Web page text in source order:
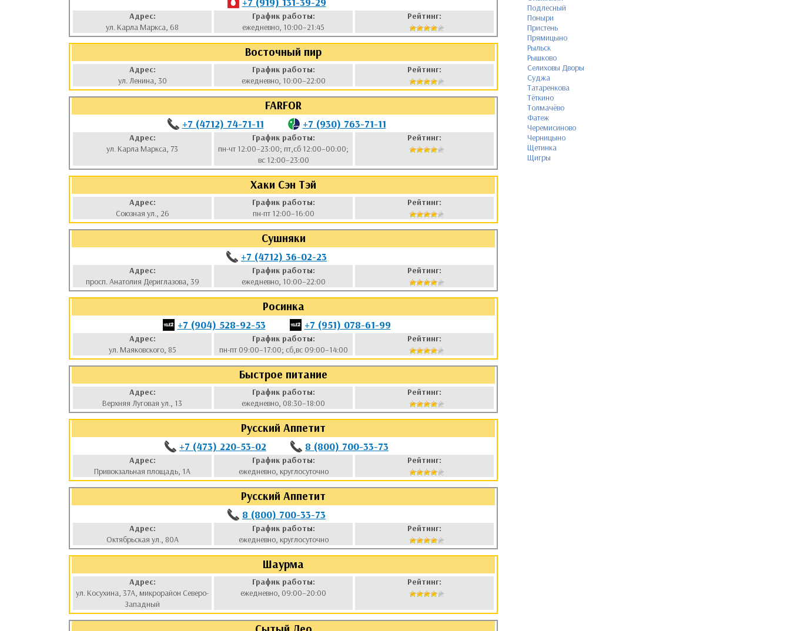
Адрес:
ул. Карла Маркса, 68
График работы:
ежедневно, 10:00–21:45
Рейтинг:
Восточный пир
Адрес:
ул. Ленина, 30
График работы:
ежедневно, 10:00–22:00
Рейтинг:
FARFOR
+7 (4712) 74-71-11 +7 (930) 763-71-11
Адрес:
ул. Карла Маркса, 73
График работы:
пн-чт 12:00–23:00; пт,сб 12:00–00:00;
вс 12:00–23:00
Рейтинг:
Хаки Сэн Тэй
Адрес:
Союзная ул., 26
График работы:
пн-пт 12:00–16:00
Рейтинг:
Сушняки
+7 (4712) 36-02-23
Адрес:
просп. Анатолия Дериглазова, 39
График работы:
ежедневно, 10:00–22:00
Рейтинг:
Росинка
+7 (904) 528-92-53 +7 (951) 078-61-99
Адрес:
ул. Маяковского, 85
График работы:
пн-пт 09:00–17:00; сб,вс 09:00–14:00
Рейтинг:
Быстрое питание
Адрес:
Верхняя Луговая ул., 13
График работы:
ежедневно, 08:30–18:00
Рейтинг:
Русский Аппетит
+7 (473) 220-53-02 8 (800) 700-33-73
Адрес:
Привокзальная площадь, 1А
График работы:
ежедневно, круглосуточно
Рейтинг:
Русский Аппетит
8 (800) 700-33-73
Адрес:
Октябрьская ул., 80А
График работы:
ежедневно, круглосуточно
Рейтинг:
Шаурма
Адрес:
ул. Косухина, 37А, микрорайон Северо-
Западный
График работы:
ежедневно, 09:00–20:00
Рейтинг:
Подлесный
Поныри
Пристень
Прямицыно
Рыльск
Рышково
Селиховы Дворы
Суджа
Татаренкова
Тёткино
Толмачёво
Фатеж
Черемисиново
Черницыно
Щетинка
Щигры